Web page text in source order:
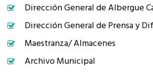
Dirección General de Albergue
Dirección General de Prensa y
Maestranza/ Almacenes
Archivo Municipal